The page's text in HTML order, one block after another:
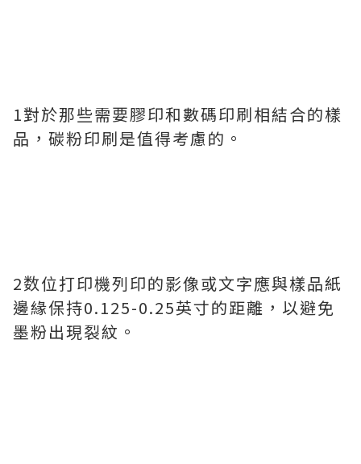
1對於那些需要膠印和數碼印刷相結合的樣
品，碳粉印刷是值得考慮的。
2数位打印機列印的影像或文字應與樣品紙
邊緣保持0.125-0.25英寸的距離，以避免
墨粉出現裂紋。